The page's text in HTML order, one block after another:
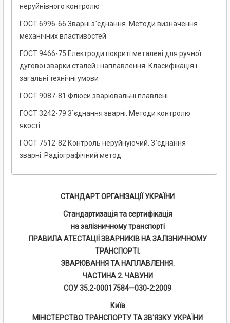
неруйнівного контролю
ГОСТ 6996-66 Зварні з`єднання. Методи визначення
механічних властивостей
ГОСТ 9466-75 Електроди покриті металеві для ручної
дугової зварки сталей і наплавлення. Класифікація і
загальні технічні умови
ГОСТ 9087-81 Флюси зварювальні плавлені
ГОСТ 3242-79 З`єднання зварні. Методи контролю
якості
ГОСТ 7512-82 Контроль неруйнуючий. З`єднання
зварні. Радіографічний метод
СТАНДАРТ ОРГАНІЗАЦІЇ УКРАЇНИ
Стандартизація та сертифікація
на залізничному транспорті
ПРАВИЛА АТЕСТАЦІЇ ЗВАРНИКІВ НА ЗАЛІЗНИЧНОМУ
ТРАНСПОРТІ.
ЗВАРЮВАННЯ ТА НАПЛАВЛЕННЯ.
ЧАСТИНА 2. ЧАВУНИ
СОУ 35.2-00017584—030-2:2009
Київ
МІНІСТЕРСТВО ТРАНСПОРТУ ТА ЗВ'ЯЗКУ УКРАЇНИ